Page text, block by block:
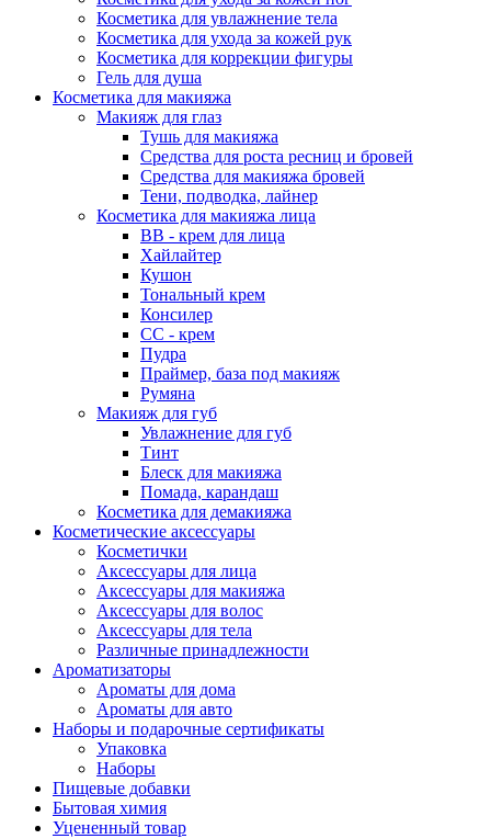
Косметика для увлажнение тела
Косметика для ухода за кожей рук
Косметика для коррекции фигуры
Гель для душа
Косметика для макияжа
Макияж для глаз
Тушь для макияжа
Средства для роста ресниц и бровей
Средства для макияжа бровей
Тени, подводка, лайнер
Косметика для макияжа лица
ВВ - крем для лица
Хайлайтер
Кушон
Тональный крем
Консилер
СС - крем
Пудра
Праймер, база под макияж
Румяна
Макияж для губ
Увлажнение для губ
Тинт
Блеск для макияжа
Помада, карандаш
Косметика для демакияжа
Косметические аксессуары
Косметички
Аксессуары для лица
Аксессуары для макияжа
Аксессуары для волос
Аксессуары для тела
Различные принадлежности
Ароматизаторы
Ароматы для дома
Ароматы для авто
Наборы и подарочные сертификаты
Упаковка
Наборы
Пищевые добавки
Бытовая химия
Уцененный товар